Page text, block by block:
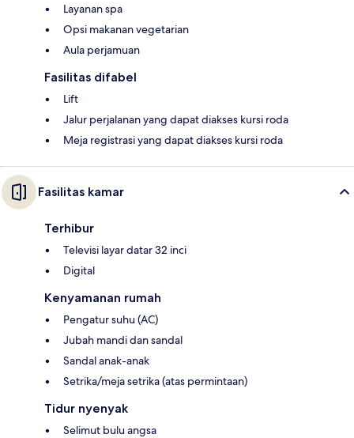
Layanan spa
Opsi makanan vegetarian
Aula perjamuan
Fasilitas difabel
Lift
Jalur perjalanan yang dapat diakses kursi roda
Meja registrasi yang dapat diakses kursi roda
Fasilitas kamar
Terhibur
Televisi layar datar 32 inci
Digital
Kenyamanan rumah
Pengatur suhu (AC)
Jubah mandi dan sandal
Sandal anak-anak
Setrika/meja setrika (atas permintaan)
Tidur nyenyak
Selimut bulu angsa